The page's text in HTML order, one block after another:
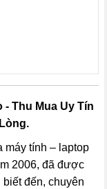
-Thu Mua Uy Tín
máy tính – laptop
2006, đã được
biết đến,chuyên